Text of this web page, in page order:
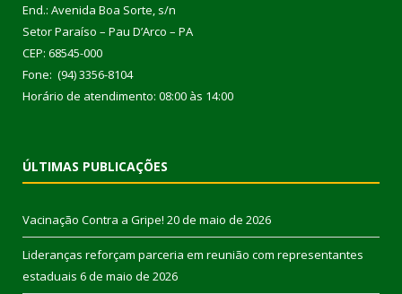
End.: Avenida Boa Sorte, s/n
Setor Paraíso – Pau D’Arco – PA
CEP: 68545-000
Fone: (94) 3356-8104
Horário de atendimento: 08:00 às 14:00
ÚLTIMAS PUBLICAÇÕES
Vacinação Contra a Gripe! 20 de maio de 2026
Lideranças reforçam parceria em reunião com representantes
estaduais 6 de maio de 2026